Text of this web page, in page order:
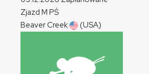
Zjazd M PŚ
Beaver Creek
(USA)